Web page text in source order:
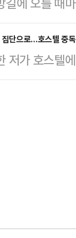
범행 후 스스
"상하이와
~40세 여성
있는 지원자
조건에 따르
경 발언을 자
에서 발생했
녀가 언급되
의 태도가
단으로…호스텔 중
저가 호스텔
광객이 객실